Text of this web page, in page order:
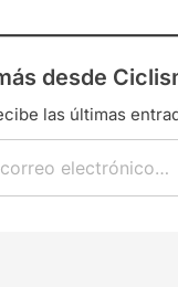
desde
las últimas
electrónico…